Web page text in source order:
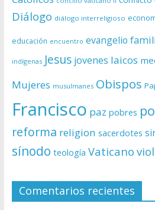
Diálogo diálogo interreligioso
educación encuentro evangelio
indígenas Jesus jovenes laicos
Mujeres musulmanes Obispos
Francisco paz pobres
reforma religion sacerdotes
sínodo teología Vaticano
Comentarios recientes